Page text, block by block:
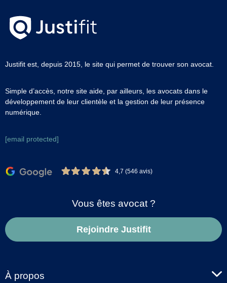
Justifit est, depuis 2015, le site qui permet de trouver son avocat.
Simple d’accès, notre site aide, par ailleurs, les avocats dans le
développement de leur clientèle et la gestion de leur présence
numérique.
[email protected]
4,7 (546 avis)
Vous êtes avocat ?
Rejoindre Justifit
À propos